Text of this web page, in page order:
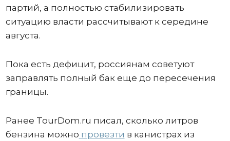
партий, а полностью стабилизировать
ситуацию власти рассчитывают к середине
августа.
Пока есть дефицит, россиянам советуют
заправлять полный бак еще до пересечения
границы.
Ранее TourDom.ru писал, сколько литров
бензина можно провезти в канистрах из